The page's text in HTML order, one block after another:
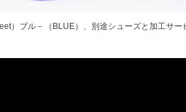
）ブル－（BLUE）、別途シューズと加工サー